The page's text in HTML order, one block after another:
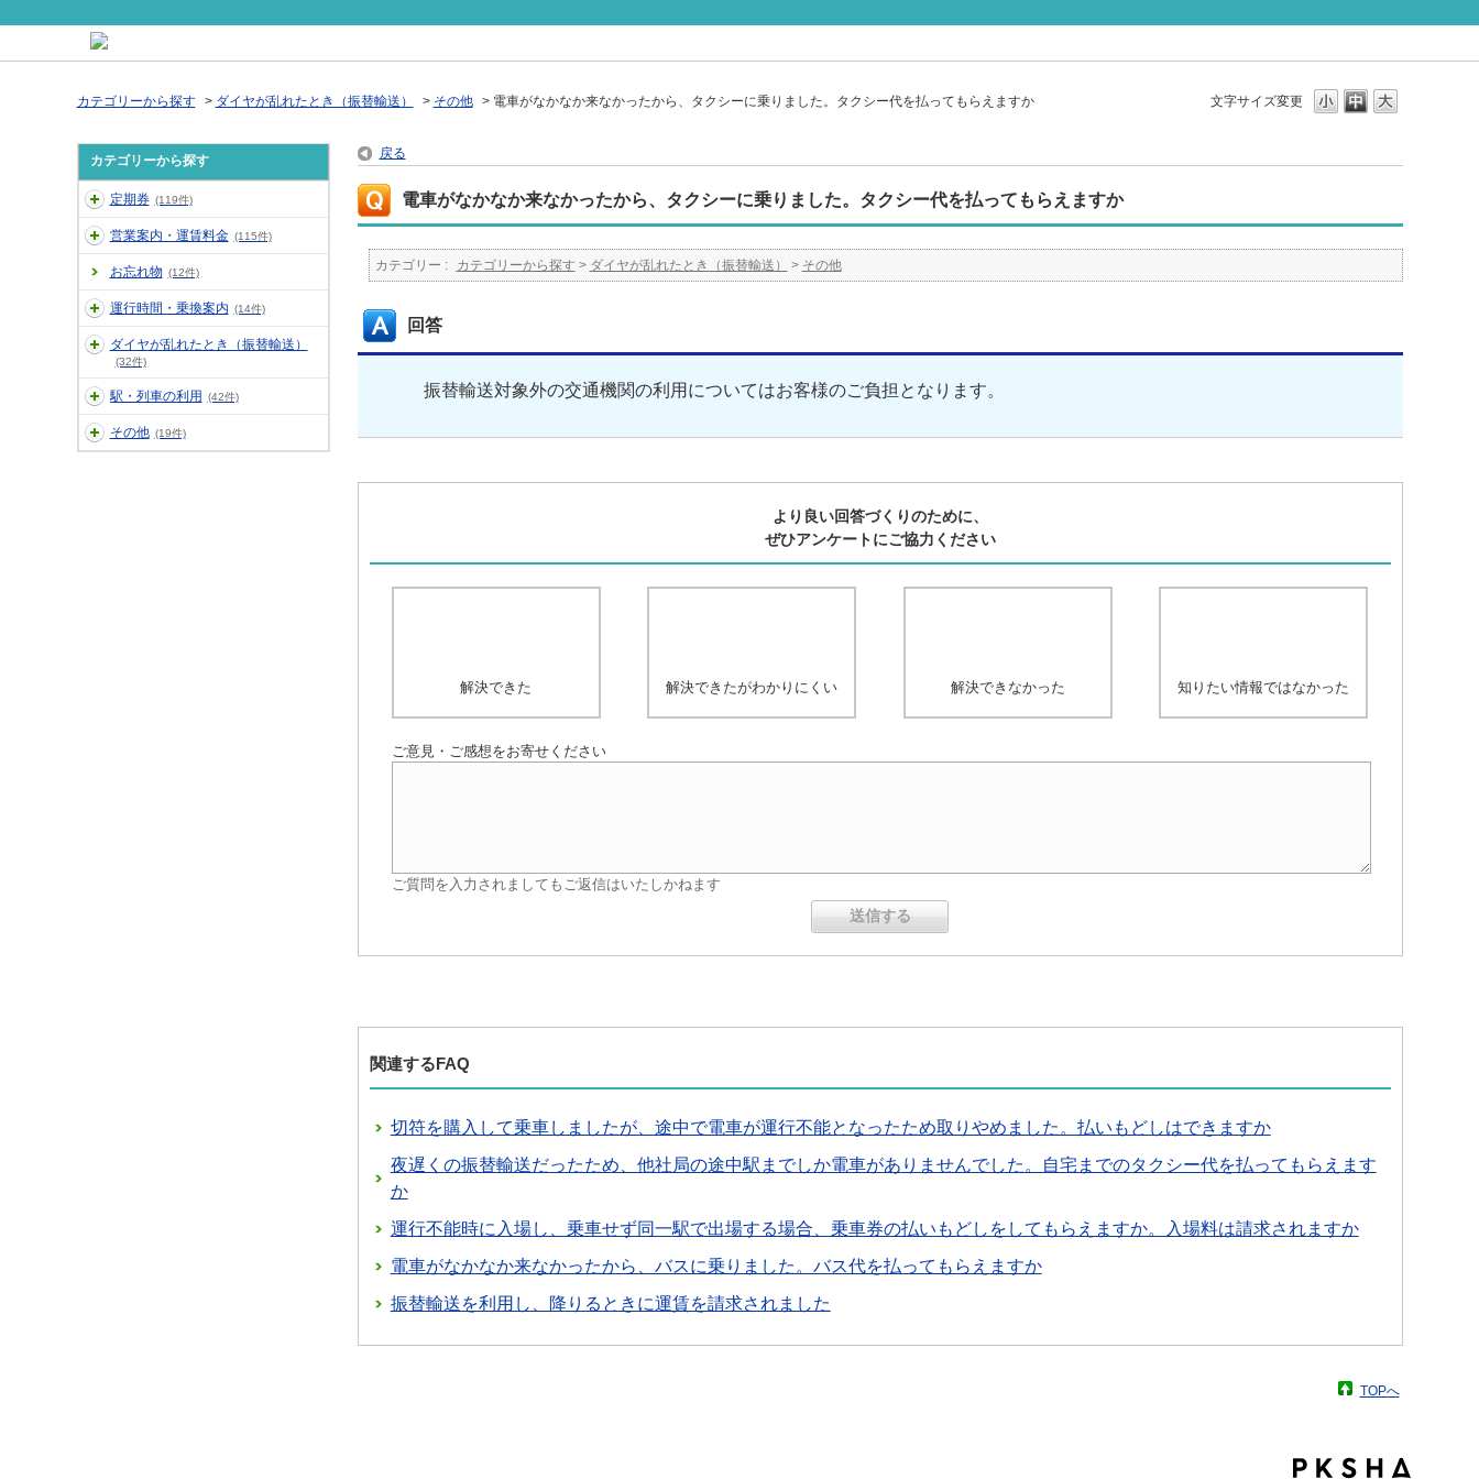
文字サイズ変更
カテゴリーから探す > ダイヤが乱れたとき（振替輸送） > その他 > 電車がなかなか来なかったから、タクシーに乗りました。タクシー代を払ってもらえますか
カテゴリーから探す
定期券 (119件)
営業案内・運賃料金 (115件)
お忘れ物 (12件)
運行時間・乗換案内 (14件)
ダイヤが乱れたとき（振替輸送）
(32件)
駅・列車の利用 (42件)
その他 (19件)
戻る
電車がなかなか来なかったから、タクシーに乗りました。タクシー代を払ってもらえますか
カテゴリー : カテゴリーから探す > ダイヤが乱れたとき（振替輸送） > その他
回答
振替輸送対象外の交通機関の利用についてはお客様のご負担となります。
より良い回答づくりのために、
ぜひアンケートにご協力ください
解決できた 解決できたがわかりにくい 解決できなかった 知りたい情報ではなかった
ご意見・ご感想をお寄せください
ご質問を入力されましてもご返信はいたしかねます
関連するFAQ
切符を購入して乗車しましたが、途中で電車が運行不能となったため取りやめました。払いもどしはできますか
夜遅くの振替輸送だったため、他社局の途中駅までしか電車がありませんでした。自宅までのタクシー代を払ってもらえます
か
運行不能時に入場し、乗車せず同一駅で出場する場合、乗車券の払いもどしをしてもらえますか。入場料は請求されますか
電車がなかなか来なかったから、バスに乗りました。バス代を払ってもらえますか
振替輸送を利用し、降りるときに運賃を請求されました
TOPへ